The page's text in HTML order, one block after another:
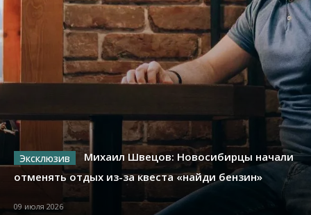
Михаил Швецов: Новосибирцы начали
отменять отдых из-за квеста «найди бензин»
09 июля 2026